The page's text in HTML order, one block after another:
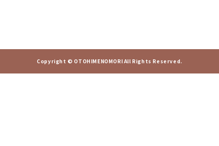
Copyright © OTOHIMENOMORI All Rights Reserved.